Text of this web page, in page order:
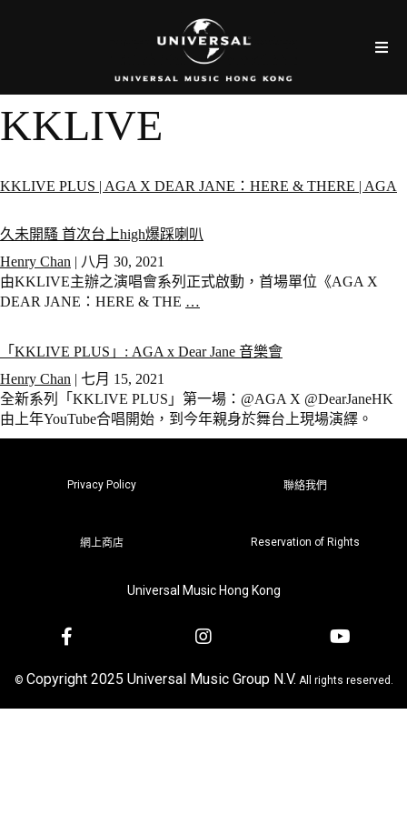
KKLIVE
KKLIVE PLUS | AGA X DEAR JANE：HERE & THERE | AGA
久未開騷 首次台上high爆踩喇叭
Henry Chan | 八月 30, 2021
由KKLIVE主辦之演唱會系列正式啟動，首場單位《AGA X
DEAR JANE：HERE & THE …
「KKLIVE PLUS」: AGA x Dear Jane 音樂會
Henry Chan | 七月 15, 2021
全新系列「KKLIVE PLUS」第一場：@AGA X @DearJaneHK
由上年YouTube合唱開始，到今年親身於舞台上現場演繹。
Privacy Policy 聯絡我們
網上商店 Reservation of Rights
Universal Music Hong Kong
© Copyright 2025 Universal Music Group N.V. All rights reserved.